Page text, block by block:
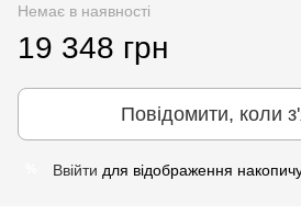
Немає в наявності
19 348 грн
Повідомити, коли
Ввійти для відображення